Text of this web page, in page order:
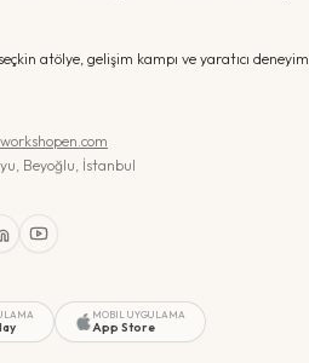
atölye, gelişim kampı ve yaratıcı deneyim
Beyoğlu, İstanbul
MOBIL UYGULAMA
App Store